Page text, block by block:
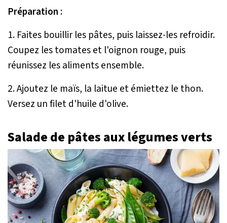
Préparation :
1. Faites bouillir les pâtes, puis laissez-les refroidir.
Coupez les tomates et l'oignon rouge, puis
réunissez les aliments ensemble.
2. Ajoutez le maïs, la laitue et émiettez le thon.
Versez un filet d'huile d'olive.
Salade de pâtes aux légumes verts